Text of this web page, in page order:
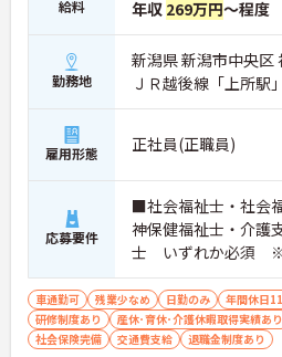
給料
年収 269万円～程度
勤務地
新潟県 新潟市中央区
ＪＲ越後線「上所駅
雇用形態 正社員(正職員)
応募要件
■社会福祉士・社会
神保健福祉士・介護
士 いずれか必須 ※
介護保険サービス事
員として常勤で5年
（合算、通算可） ■
（年数問わず）
車通勤可 残業少なめ 日勤のみ 年間休日
研修制度あり
産休･育休･介護休暇取得実績あり
社会保険完備
交通費支給 退職金制度あり